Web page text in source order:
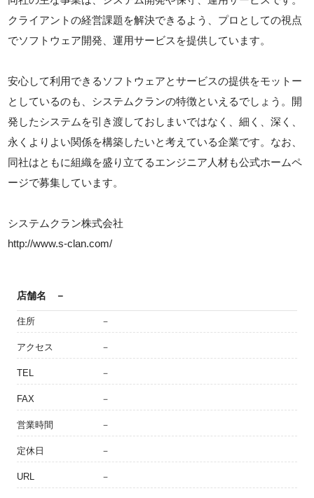
クライアントの経営課題を解決できるよう、プロとしての視点
でソフトウェア開発、運用サービスを提供しています。
安心して利用できるソフトウェアとサービスの提供をモットー
としているのも、システムクランの特徴といえるでしょう。開
発したシステムを引き渡しておしまいではなく、細く、深く、
永くよりよい関係を構築したいと考えている企業です。なお、
同社はともに組織を盛り立てるエンジニア人材も公式ホームペ
ージで募集しています。
システムクラン株式会社
http://www.s-clan.com/
店舗名 －
住所 －
アクセス －
TEL －
FAX －
営業時間 －
定休日 －
URL －